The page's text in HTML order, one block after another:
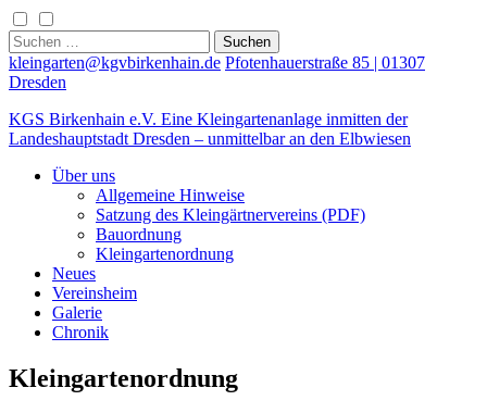
Skip
to
content
Suchen
nach:
kleingarten@kgvbirkenhain.de Pfotenhauerstraße 85 | 01307
Dresden
KGS Birkenhain e.V. Eine Kleingartenanlage inmitten der
Landeshauptstadt Dresden – unmittelbar an den Elbwiesen
Über uns
Allgemeine Hinweise
Satzung des Kleingärtnervereins (PDF)
Bauordnung
Kleingartenordnung
Neues
Vereinsheim
Galerie
Chronik
Kleingartenordnung